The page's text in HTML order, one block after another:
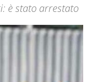
è stato arrestato